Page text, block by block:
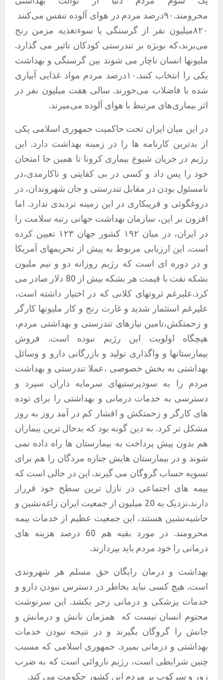
محرومند.۹۰درصد مردم در هوای آلوده تنفس می‌کنند
۸۲۰میلیون نفر از گرسنگی یا سوءتغذیه مزمن رنج
می‌برند،که بویژه بر تندرستی کودکان تاثیر می گذارد.
ملیونها انسان ناچار می شوند بین گرسنگی و بهداشت
یکی را انتخاب کنند.۱۰درصد مردم مواد غذایی آبیاری
شده با فاضلاب می‌خورند. سالی هفت میلیون نفر در
اثر بیماری‌های مرتبط با هوای ‌آلوده می‌میرند.
در این میان ایران تحت حاکمیت جمهوری اسلامی یکی
از بدترین کارنامه ها را در زمینه بهداشت دارد. این
رژیم در جریان شیوع بیماری کرونا تا همین جا امتحان
خود را پس داد و کسی در بی کفایتی و ناکارمدی،در
نامسئول بودن در مقابل تندرستی و جان شهروندان، در
دروغگوئی و فریبکاری در این زمینه تردیدی ندارد. اما
افزون بر این، سازمان بهداشت جهانی رتبه سلامت را
در ایران، در میان ۱۹۲ کشور جهان ۱۲۳ تعیین کرده
است. این ارزیابی مربوط به پیش از تحریمهای آمریکا
و در دوره ای است که رژیم روزانه دو و نیم ملیون
بشکه نفت با قیمت هر بشکه بیش از 80 دلار صادر می
کرد.علیرغم ثروتهای کلانی که در اختیار داشته است،
علیرغم استثمار شدید و غارت رنج و کار ملیونها کارگر
و زحمتکش،تامین نیازهای تندرستی و بهداشتی مردم،
هیچگاه اولویت این رژیم نبوده است. فروش
بیمارستانها و واگذاری تولید و بازرگانی دارو و وسائل
بهداشتی به بخش خصوصی ،عملا تندرستی و بهداشت
مردم را به سودپرستیهای سرمایه داران سپرد و
دسترسی به خدمات درمانی و بهداشتی را برای توده
های کارگر و زحمتکش و اقشار کم در آمد روز به روز
مشکل تر کرد. به دین گونه بود که بدحال ترین بیماران
هم بدون پیش پرداخت به بیمارستان ها راه داده نمی
شوند و در بیمارستان هایش جنازه مردگان را هم برای
تسویه حساب گروگان می گیرند. این در حالی است که
بیمه های اجتماعی در نازل ترین سطح خود قررار
دارند.نزدیک به 20 میلیون از جمعیت ایران زاغه‌نشین و
حاشیه‌نشین هستند، این جمعیت عظیم از خدمات بیمه
محرومند. در مورد بقیه هم 60 درصد هزینه های
درمانی را خود مردم باید بپردازند.
بهداشت و درمان رایگان حق مسلم هر شهروندی
است. هیچ کسی نباید بخاطر در دسترس نبودن دارو و
خدمات پزشکی و درمانی زجر بکشد. این سرنوشت
محتوم انسان نیست که
همزمان نانش و درمانش و
جانش را گروگان بگیرند و در نتیجه نبودن خدمات
بهداشتی و درمانی بمیرد. جمهوری اسلامی که مسبب
چنین شرایطی است، رژیم ناروائی است که به ضرب
زور و سرکوب بر مردم این کشور حکومت می کند.